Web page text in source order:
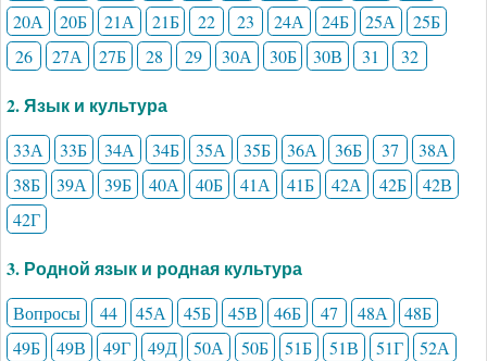
20А
20Б 21А 21Б 22 23 24А 24Б 25А
25Б
26
27А 27Б 28 29 30А 30Б 30В 31 32
2. Язык и культура
33А 33Б 34А 34Б 35А 35Б 36А 36Б 37
38А
38Б
39А 39Б 40А 40Б 41А 41Б 42А 42Б
42В
42Г
3. Родной язык и родная культура
Вопросы 44 45А 45Б 45В 46Б 47 48А
48Б
49Б
49В 49Г 49Д 50А 50Б 51Б 51В 51Г
52А